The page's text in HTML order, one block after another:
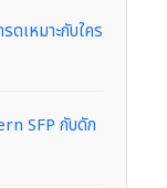
เหมาะกับใคร
SFP กับดัก